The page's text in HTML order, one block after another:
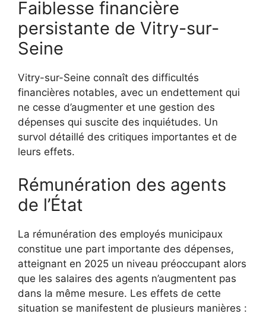
Faiblesse financière
persistante de Vitry-sur-
Seine
Vitry-sur-Seine connaît des difficultés
financières notables, avec un endettement qui
ne cesse d’augmenter et une gestion des
dépenses qui suscite des inquiétudes. Un
survol détaillé des critiques importantes et de
leurs effets.
Rémunération des agents
de l’État
La rémunération des employés municipaux
constitue une part importante des dépenses,
atteignant en 2025 un niveau préoccupant alors
que les salaires des agents n’augmentent pas
dans la même mesure. Les effets de cette
situation se manifestent de plusieurs manières :